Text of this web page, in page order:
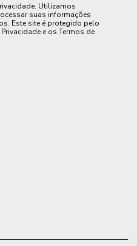
Utilizamos
suas informações
Este site é protegido pelo
e os Termos de